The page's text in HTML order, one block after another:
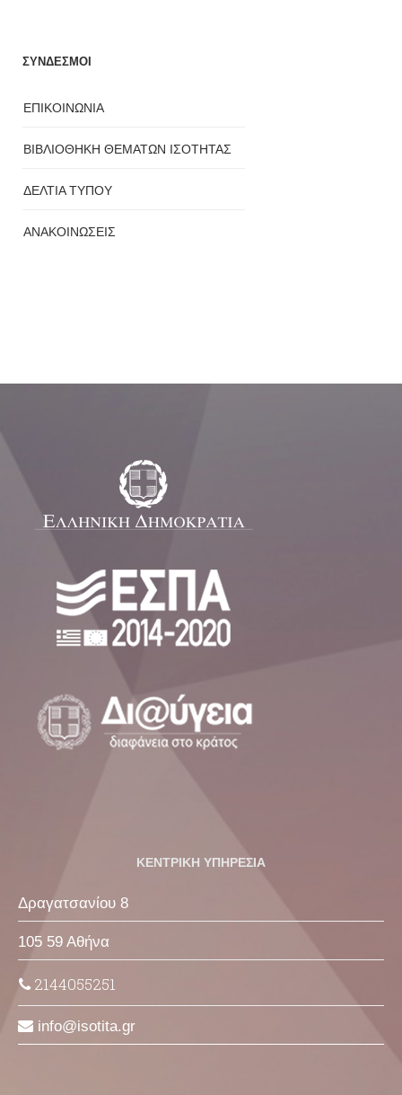
ΣΥΝΔΕΣΜΟΙ
ΕΠΙΚΟΙΝΩΝΙΑ
ΒΙΒΛΙΟΘΗΚΗ ΘΕΜΑΤΩΝ ΙΣΟΤΗΤΑΣ
ΔΕΛΤΙΑ ΤΥΠΟΥ
ΑΝΑΚΟΙΝΩΣΕΙΣ
ΚΕΝΤΡΙΚΗ ΥΠΗΡΕΣΙΑ
Δραγατσανίου 8
105 59 Αθήνα
2144055251
info isotita gr